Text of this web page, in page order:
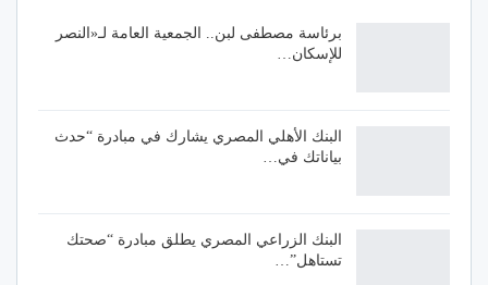
برئاسة مصطفى لبن.. الجمعية العامة لـ«النصر
للإسكان…
البنك الأهلي المصري يشارك في مبادرة “حدث
بياناتك في…
البنك الزراعي المصري يطلق مبادرة “صحتك
تستاهل”…